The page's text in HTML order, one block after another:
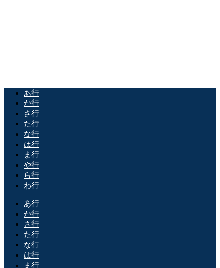
あ行
か行
さ行
た行
な行
は行
ま行
や行
ら行
わ行
あ行
か行
さ行
た行
な行
は行
ま行